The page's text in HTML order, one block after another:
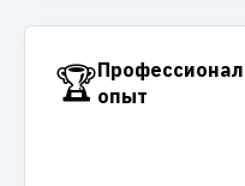
🏆опыт